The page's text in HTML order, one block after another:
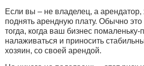
Если вы – не владелец, а арендатор,
поднять арендную плату. Обычно
тогда, когда ваш бизнес помаленьку-
налаживаться и приносить
хозяин, со своей арендой.